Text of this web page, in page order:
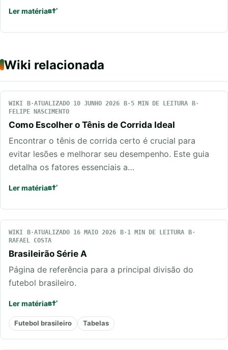
Ler matéria
Wiki relacionada
WIKI ATUALIZADO 10 JUNHO 2026
5 MIN DE LEITURA
FELIPE NASCIMENTO
Como Escolher o Tênis de Corrida Ideal
Encontrar o tênis de corrida certo é crucial para
evitar lesões e melhorar seu desempenho. Este guia
detalha os fatores essenciais a…
Ler matéria
WIKI ATUALIZADO 16 MAIO 2026
1 MIN DE LEITURA
RAFAEL COSTA
Brasileirão Série A
Página de referência para a principal divisão do
futebol brasileiro.
Ler matéria
Futebol brasileiro Tabelas